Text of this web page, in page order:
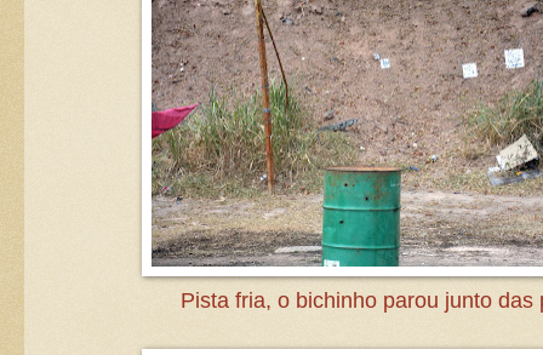
Pista fria, o bichinho parou junto das